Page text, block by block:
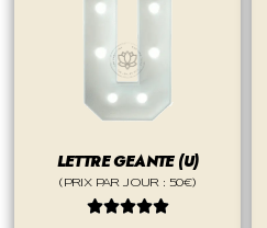
LETTRE GEANTE (U)
(PRIX PAR JOUR : 50€)
